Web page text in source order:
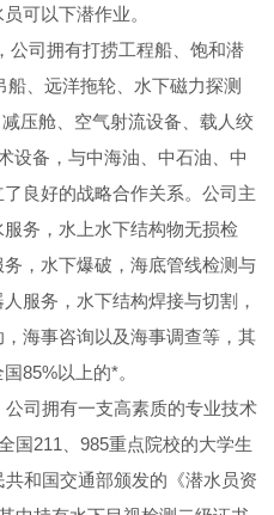
可以下潜作业。
司拥有打捞工程船、饱和潜
、远洋拖轮、水下磁力探测
压舱、空气射流设备、载人绞
设备，与中海油、中石油、中
良好的战略合作关系。公司主
务，水上水下结构物无损检
，水下爆破，海底管线检测与
服务，水下结构焊接与切割，
海事咨询以及海事调查等，其
85%以上的*。
司拥有一支高素质的专业技术
国211、985重点院校的大学生
和国交通部颁发的《潜水员资